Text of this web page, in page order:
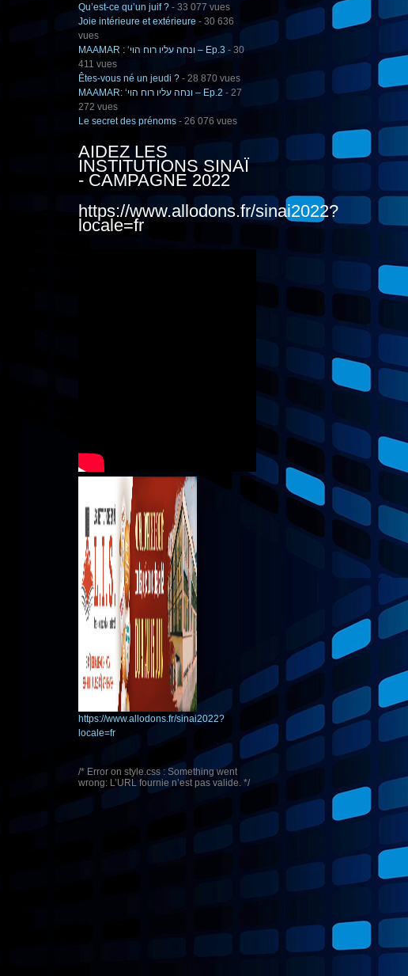
Qu’est-ce qu’un juif ? - 33 077 vues
Joie intérieure et extérieure - 30 636
vues
MAAMAR : ‘ונחה עליו רוח הוי – Ep.3 - 30
411 vues
Êtes-vous né un jeudi ? - 28 870 vues
MAAMAR: ‘ונחה עליו רוח הוי – Ep.2 - 27
272 vues
Le secret des prénoms - 26 076 vues
AIDEZ LES
INSTITUTIONS SINAÏ
- CAMPAGNE 2022
https://www.allodons.fr/sinai2022?
locale=fr
https://www.allodons.fr/sinai2022?
locale=fr
/* Error on style.css : Something went
wrong: L’URL fournie n’est pas valide. */